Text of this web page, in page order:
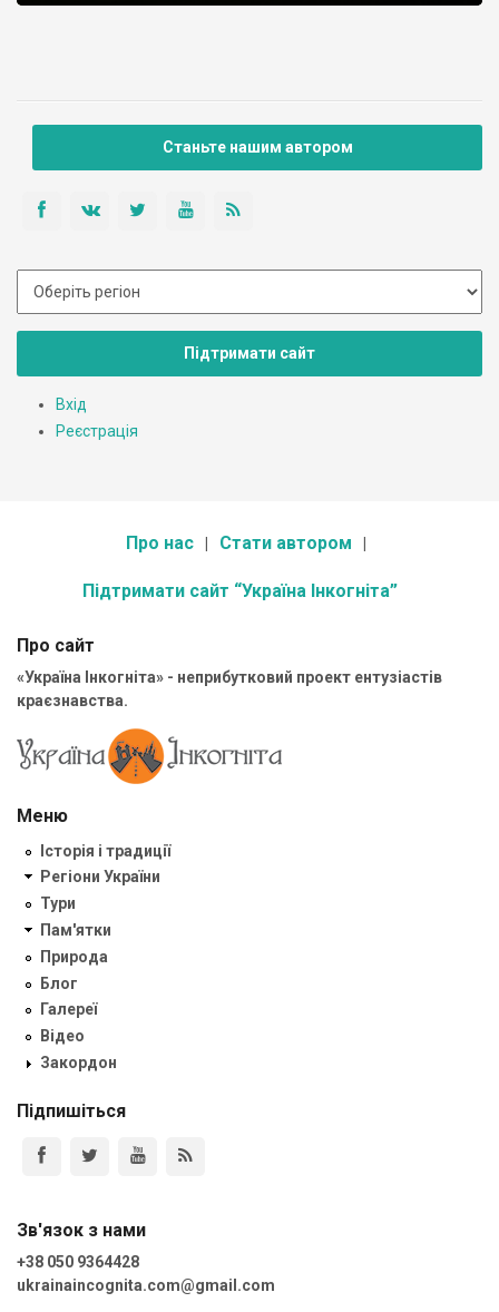
Станьте нашим автором
Підтримати сайт
Вхід
Реєстрація
Про нас Стати автором
Підтримати сайт “Україна Інкогніта”
Про сайт
«Україна Інкогніта» - неприбутковий проект ентузіастів
краєзнавства.
Меню
Історія і традиції
Регіони України
Тури
Пам'ятки
Природа
Блог
Галереї
Відео
Закордон
Підпишіться
Зв'язок з нами
+38 050 9364428
ukrainaincognita.com@gmail.com